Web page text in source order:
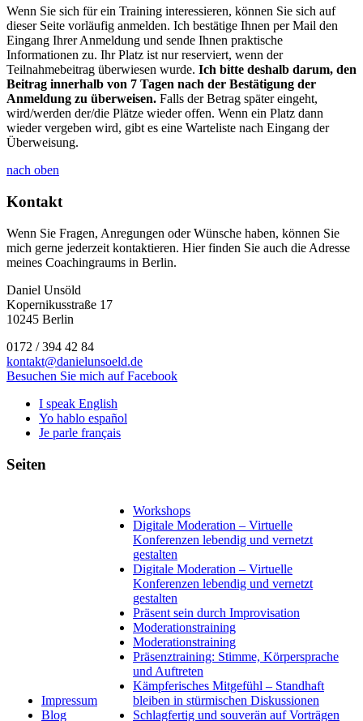
Wenn Sie sich für ein Training interessieren, können Sie sich auf
dieser Seite vorläufig anmelden. Ich bestätige Ihnen per Mail den
Eingang Ihrer Anmeldung und sende Ihnen praktische
Informationen zu. Ihr Platz ist nur reserviert, wenn der
Teilnahmebeitrag überwiesen wurde. Ich bitte deshalb darum, den
Beitrag innerhalb von 7 Tagen nach der Bestätigung der
Anmeldung zu überweisen. Falls der Betrag später eingeht,
wird/werden der/die Plätze wieder offen. Wenn ein Platz dann
wieder vergeben wird, gibt es eine Warteliste nach Eingang der
Überweisung.
nach oben
Kontakt
Wenn Sie Fragen, Anregungen oder Wünsche haben, können Sie
mich gerne jederzeit kontaktieren. Hier finden Sie auch die Adresse
meines Coachingraums in Berlin.
Daniel Unsöld
Kopernikusstraße 17
10245 Berlin
0172 / 394 42 84
kontakt@danielunsoeld.de
Besuchen Sie mich auf Facebook
I speak English
Yo hablo español
Je parle français
Seiten
Impressum
Blog
Workshops
Digitale Moderation – Virtuelle
Konferenzen lebendig und vernetzt
gestalten
Digitale Moderation – Virtuelle
Konferenzen lebendig und vernetzt
gestalten
Präsent sein durch Improvisation
Moderationstraining
Moderationstraining
Präsenztraining: Stimme, Körpersprache
und Auftreten
Kämpferisches Mitgefühl – Standhaft
bleiben in stürmischen Diskussionen
Schlagfertig und souverän auf Vorträgen